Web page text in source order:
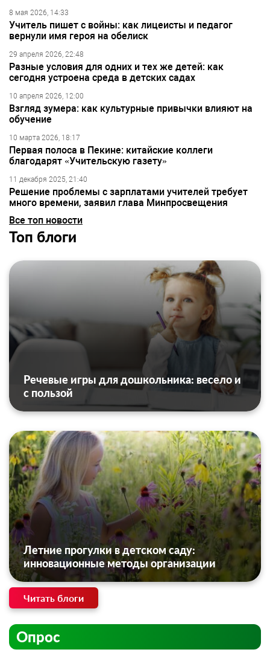
8 мая 2026, 14:33
Учитель пишет с войны: как лицеисты и педагог
вернули имя героя на обелиск
29 апреля 2026, 22:48
Разные условия для одних и тех же детей: как
сегодня устроена среда в детских садах
10 апреля 2026, 12:00
Взгляд зумера: как культурные привычки влияют на
обучение
10 марта 2026, 18:17
Первая полоса в Пекине: китайские коллеги
благодарят «Учительскую газету»
11 декабря 2025, 21:40
Решение проблемы с зарплатами учителей требует
много времени, заявил глава Минпросвещения
Все топ новости
Топ блоги
Речевые игры для дошкольника: весело и
с пользой
Летние прогулки в детском саду:
инновационные методы организации
Читать блоги
Опрос